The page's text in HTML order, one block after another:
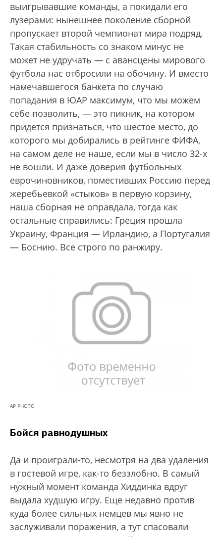
выигрывавшие команды, а покидали его
лузерами: нынешнее поколение сборной
пропускает второй чемпионат мира подряд.
Такая стабильность со знаком минус не
может не удручать — с авансцены мирового
футбола нас отбросили на обочину. И вместо
намечавшегося банкета по случаю
попадания в ЮАР максимум, что мы можем
себе позволить, — это пикник, на котором
придется признаться, что шестое место, до
которого мы добирались в рейтинге ФИФА,
на самом деле не наше, если мы в число 32-х
не вошли. И даже доверия футбольных
еврочиновников, поместивших Россию перед
жеребьевкой «стыков» в первую корзину,
наша сборная не оправдала, тогда как
остальные справились: Греция прошла
Украину, Франция — Ирландию, а Португалия
— Боснию. Все строго по ранжиру.
AP PHOTO
Бойся равнодушных
Да и проиграли-то, несмотря на два удаления
в гостевой игре, как-то беззлобно. В самый
нужный момент команда Хиддинка вдруг
выдала худшую игру. Еще недавно против
куда более сильных немцев мы явно не
заслуживали поражения, а тут спасовали